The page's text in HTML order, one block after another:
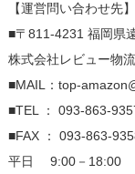
【運営問い合わせ先】
■〒811-4231 福岡県
株式会社レビュー物流
■MAIL：top-
■TEL ： 093-863-
■FAX ： 093-863-
平日 9:00－18:00